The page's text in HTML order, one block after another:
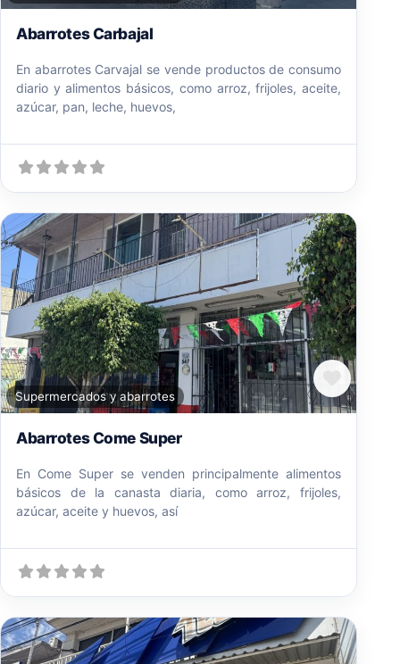
Abarrotes Carbajal
En abarrotes Carvajal se vende productos de consumo
diario y alimentos básicos, como arroz, frijoles, aceite,
azúcar, pan, leche, huevos,
Supermercados y abarrotes
Abarrotes Come Super
En Come Super se venden principalmente alimentos
básicos de la canasta diaria, como arroz, frijoles,
azúcar, aceite y huevos, así